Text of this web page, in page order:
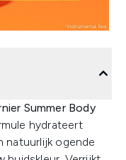
Summer Body
hydrateert
natuurlijk ogende